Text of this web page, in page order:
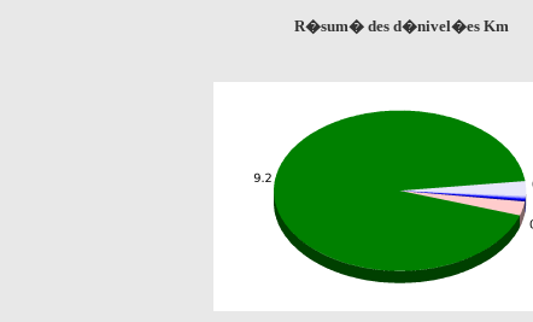
R�sum� des d�nivel�es Km